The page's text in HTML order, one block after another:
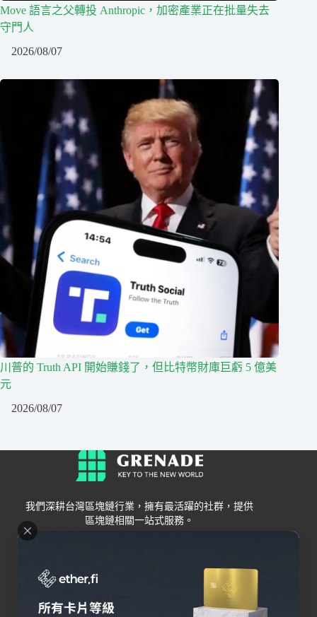
Move 語言之父轉投 Anthropic，加密產業正在批量失去
守門人
2026/08/07
川普的 Truth API 開始賺錢了，但比特幣財庫巨虧 5 億美
元
2026/08/07
我們深耕台灣區塊鏈行業，擁有最活躍的社群，提供
區塊鏈相關一站式服務。
Grenade
關於我們
交易所